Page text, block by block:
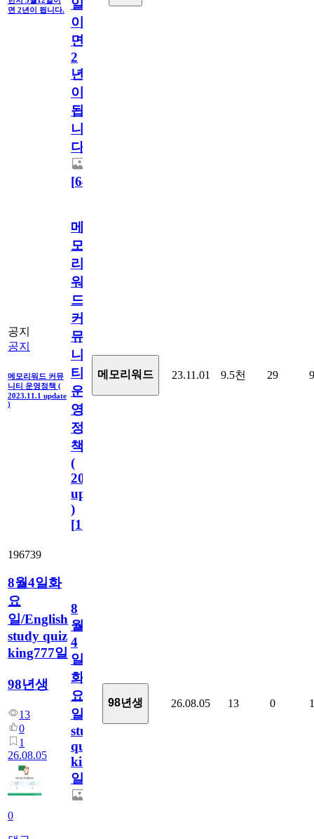
면 2년이 됩니다.
일
이
면
2
년
이
됩
니
다.
[64
공지
공지
메모리워드 커뮤
니티 운영정책 (
2023.11.1 update
)
메
모
리
워
드
커
뮤
니
티
운
영
정
책
(
2023.11.1
update
)
[110
메모리워드 23.11.01 9.5천 29 9
196739
8월4일화
요
일/English
study quiz
king777일
98년생
13
0
1
26.08.05
0
8
월
4
일
화
요
일/English
study
quiz
king777
일
98년생 26.08.05 13 0 1